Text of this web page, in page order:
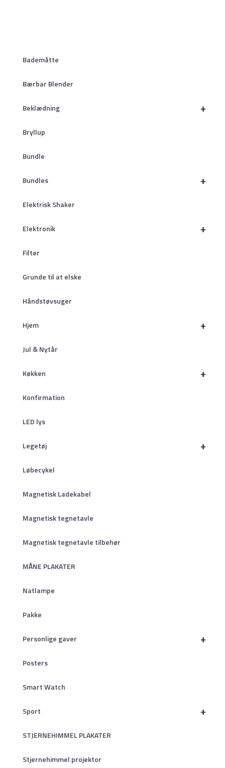
Bademåtte
Bærbar Blender
+
Beklædning
Bryllup
Bundle
+
Bundles
Elektrisk Shaker
+
Elektronik
Filter
Grunde til at elske
Håndstøvsuger
+
Hjem
Jul & Nytår
+
Køkken
Konfirmation
LED lys
+
Legetøj
Løbecykel
Magnetisk Ladekabel
Magnetisk tegnetavle
Magnetisk tegnetavle tilbehør
MÅNE PLAKATER
Natlampe
Pakke
+
Personlige gaver
Posters
Smart Watch
+
Sport
STJERNEHIMMEL PLAKATER
Stjernehimmel projektor